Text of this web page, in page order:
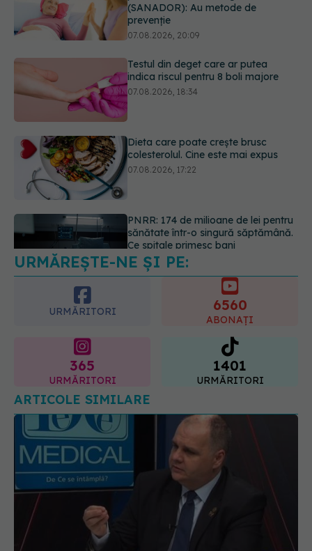
07.08.2026, 18:34
Dieta care poate crește brusc
colesterolul. Cine este mai expus
07.08.2026, 17:22
PNRR: 174 de milioane de lei pentru
sănătate într-o singură săptămână.
Ce spitale primesc bani
Ce spune culoarea ta preferată
despre vârsta pe care o ai. Care
este "codul cromatic" al generațiilor
07.08.2026, 21:29
URMĂREȘTE-NE ȘI PE:
URMĂRITORI
365 1401
ARTICOLE SIMILARE
EXCLUSIV
integrată punem pacientul în centrul sistemului